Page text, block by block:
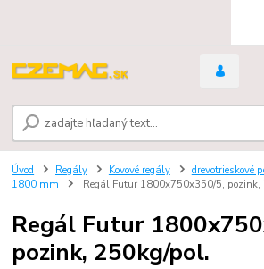
Úvod Regály Kovové regály drevotrieskové
1800 mm
Regál Futur 1800x750x350/5, pozink,
Regál Futur
pozink, 250kg/pol.